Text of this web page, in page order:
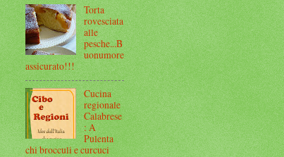
Torta
rovesciata
alle
pesche...B
uonumore
assicurato!!!
Cucina
regionale
Calabrese
: A
Pulenta
chi brocculi e curcuci